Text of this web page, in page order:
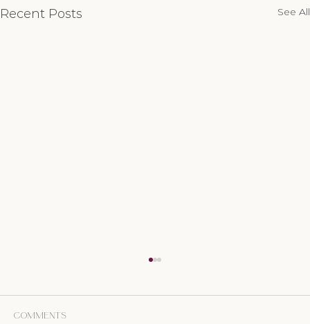
Recent Posts See All
Comments